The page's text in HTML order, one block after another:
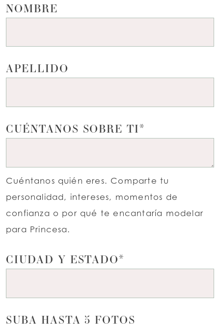
NOMBRE
APELLIDO
CUÉNTANOS SOBRE TI*
Cuéntanos quién eres. Comparte tu
personalidad, intereses, momentos de
confianza o por qué te encantaría modelar
para Princesa.
CIUDAD Y ESTADO*
SUBA HASTA 5 FOTOS